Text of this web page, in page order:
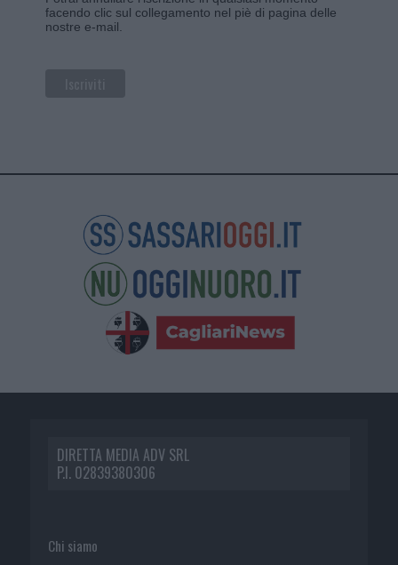
facendo clic sul collegamento nel piè di pagina delle
nostre e-mail.
DIRETTA MEDIA ADV SRL
P.I. 02839380306
Chi siamo